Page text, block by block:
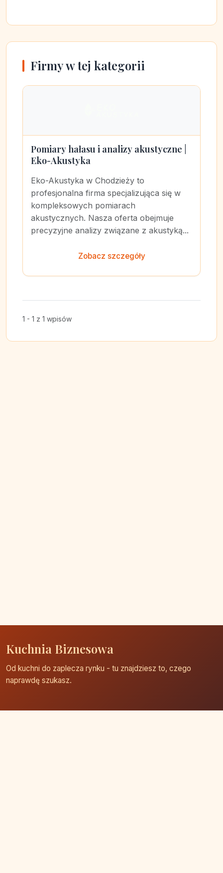
Firmy w tej kategorii
Pomiary hałasu i analizy akustyczne |
Eko-Akustyka
Eko-Akustyka w Chodzieży to
profesjonalna firma specjalizująca się w
kompleksowych pomiarach
akustycznych. Nasza oferta obejmuje
precyzyjne analizy związane z akustyką...
Zobacz szczegóły
1 - 1 z 1 wpisów
Kuchnia Biznesowa
Od kuchni do zaplecza rynku - tu znajdziesz to, czego
naprawdę szukasz.